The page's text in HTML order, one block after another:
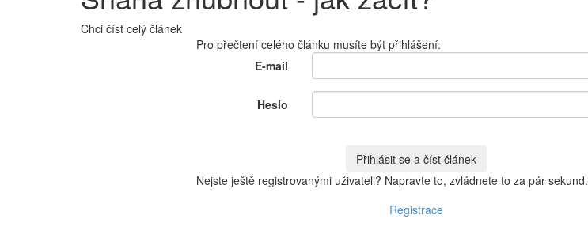
Chci číst celý článek
Pro přečtení celého článku musíte být přihlášení:
E-mail
Heslo
Nejste ještě registrovanými uživateli? Napravte to, zvládnete to za pár sekund.
Registrace